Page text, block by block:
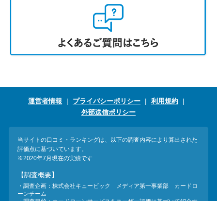
運営者情報 プライバシーポリシー
利用規約
外部送信ポリシー
当サイトの口コミ・ランキングは、以下の調査内容により算出された
評価点に基づいています。
※2020年7月現在の実績です
【調査概要】
・調査企画：株式会社キュービック メディア第一事業部 カードロ
ーンチーム